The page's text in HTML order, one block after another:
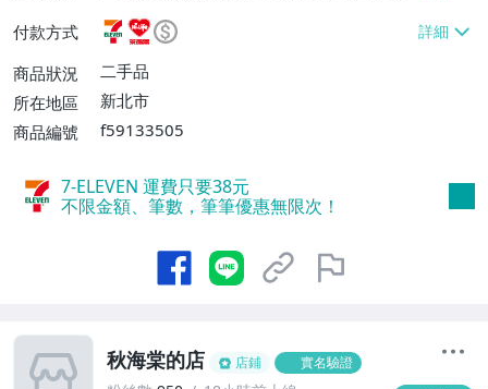
$2000免運費】、萊爾富取貨付款【單件運
費$60、消費滿$2000免運費】、面交/自
取/不寄送【免運費】、郵局掛號【單件運
費$80、消費滿$2000免運費】
付款方式
商品狀況
二手品
所在地區
新北市
商品編號
f59133505
7-ELEVEN 運費只要38元
不限金額、筆數，筆筆優惠無限次！
秋海棠的店 店鋪 實名驗證